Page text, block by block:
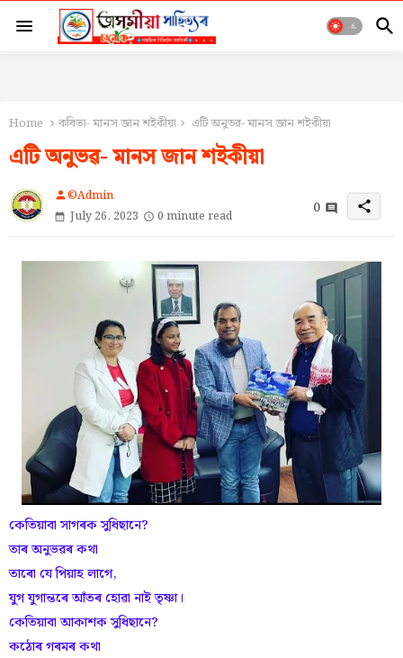
Home কবিতা- মানস জান শইকীয়া এটি অনুভৱ- মানস জান শইকীয়া
এটি অনুভৱ- মানস জান শইকীয়া
person©Admin
July 26, 2023
0 minute read 0 share
কেতিয়াবা সাগৰক সুধিছানে?
তাৰ অনুভৱৰ কথা
তাৰো যে পিয়াহ লাগে,
যুগ যুগান্তৰে আঁতৰ হোৱা নাই তৃষ্ণা।
কেতিয়াবা আকাশক সুধিছানে?
কঠোৰ গৰমৰ কথা